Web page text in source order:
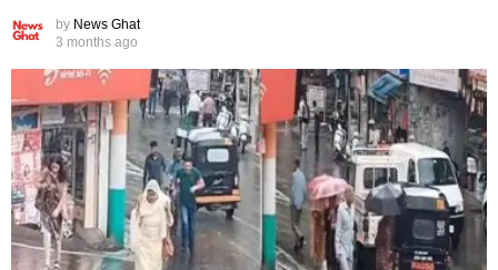
by News Ghat
3 months ago